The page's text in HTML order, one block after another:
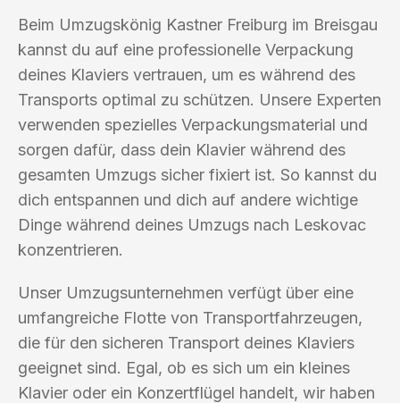
Beim Umzugskönig Kastner Freiburg im Breisgau
kannst du auf eine professionelle Verpackung
deines Klaviers vertrauen, um es während des
Transports optimal zu schützen. Unsere Experten
verwenden spezielles Verpackungsmaterial und
sorgen dafür, dass dein Klavier während des
gesamten Umzugs sicher fixiert ist. So kannst du
dich entspannen und dich auf andere wichtige
Dinge während deines Umzugs nach Leskovac
konzentrieren.
Unser Umzugsunternehmen verfügt über eine
umfangreiche Flotte von Transportfahrzeugen,
die für den sicheren Transport deines Klaviers
geeignet sind. Egal, ob es sich um ein kleines
Klavier oder ein Konzertflügel handelt, wir haben